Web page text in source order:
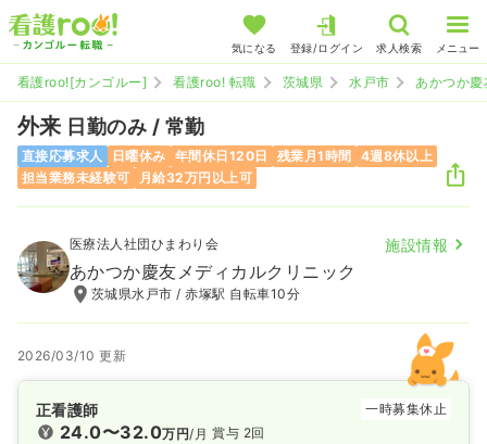
気になる 登録/ログイン 求人検索 メニュー
看護roo![カンゴルー] 看護roo! 転職 茨城県 水戸市 あかつか
外来 日勤のみ / 常勤
直接応募求人 日曜休み 年間休日120日 残業月1時間
4週8休以上
担当業務未経験可
月給32万円以上可
医療法人社団ひまわり会 施設情報
あかつか慶友メディカルクリニック
茨城県水戸市 / 赤塚駅 自転車10分
2026/03/10 更新
正看護師 一時募集休止
24.0〜32.0万円/月 賞与 2回